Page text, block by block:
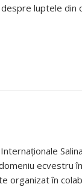
luptele din
ecvestru
organizat în